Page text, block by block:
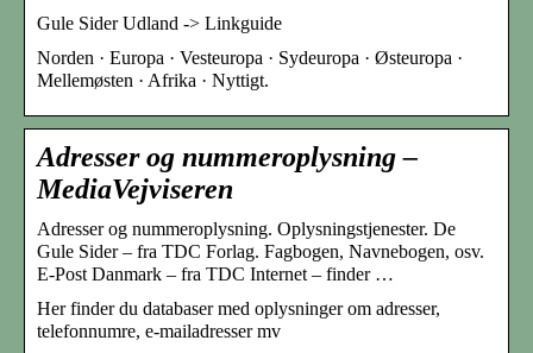
Gule Sider Udland -> Linkguide
Norden · Europa · Vesteuropa · Sydeuropa · Østeuropa ·
Mellemøsten · Afrika · Nyttigt.
Adresser og nummeroplysning –
MediaVejviseren
Adresser og nummeroplysning. Oplysningstjenester. De
Gule Sider – fra TDC Forlag. Fagbogen, Navnebogen, osv.
E-Post Danmark – fra TDC Internet – finder …
Her finder du databaser med oplysninger om adresser,
telefonnumre, e-mailadresser mv